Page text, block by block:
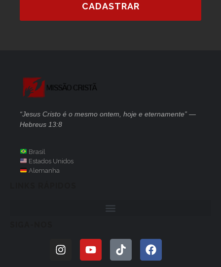
CADASTRAR
“Jesus Cristo é o mesmo ontem, hoje e eternamente” —
Hebreus 13:8
Brasil
Estados Unidos
Alemanha